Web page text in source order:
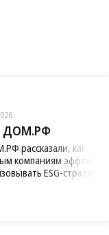
ДОМ.РФ
рассказали, как
компаниям
ESG-стратегию